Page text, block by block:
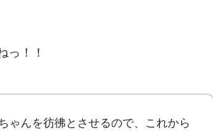
っ！！
ゃんを彷彿とさせるので、これから